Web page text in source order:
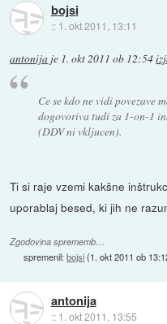
bojsi
:: 1. okt 2011, 13:11
antonija je 1. okt 2011 ob 12:54
Ce se kdo ne vidi povezave
dogovoriva tudi za 1-on-1
(DDV ni vkljucen).
Ti si raje vzemi kakšne
uporablaj besed, ki jih ne
Zgodovina sprememb…
spremenil:bojsi(1. okt 2011 ob
antonija
:: 1. okt 2011, 13:55